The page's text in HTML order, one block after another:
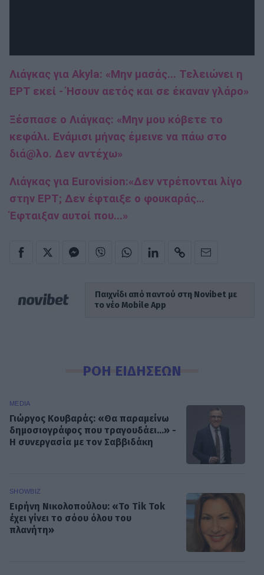
Λιάγκας για Akyla: «Μην μασάς... Τελειώνει η
ΕΡΤ εκεί - Ήσουν αετός και σε έκαναν γλάρο»
Ξέσπασε ο Λιάγκας: «Μην μου κόβετε το
κεφάλι. Ενάμισι μήνας έμεινε να πάω στο
διά@λο. Δεν αντέχω»
Λιάγκας για Εurovision:«Δεν ντρέπονται λίγο
στην ΕΡΤ; Δεν έφταιξε ο φουκαράς…
Έφταιξαν αυτοί που...»
Παιχνίδι από παντού στη Novibet με
το νέο Mobile App
ΡΟΗ ΕΙΔΗΣΕΩΝ
MEDIA
Γιώργος Κουβαράς: «Θα παραμείνω
δημοσιογράφος που τραγουδάει...» -
Η συνεργασία με τον Σαββιδάκη
SHOWBIZ
Ειρήνη Νικολοπούλου: «Το Tik Tok
έχει γίνει το σόου όλου του
πλανήτη»